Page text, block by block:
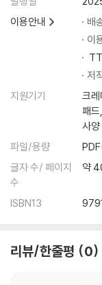
이용안내
배
이
저
지원기기
크
패
사
파일/용량
글자 수/ 페이지
수
약
ISBN13
리뷰/한줄평 0